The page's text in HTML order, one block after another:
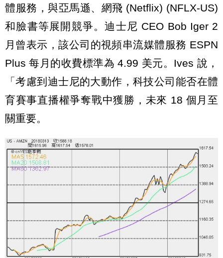
體服務，與亞馬遜、網飛 (Netflix) (NFLX-US)
和臉書等展開競爭。迪士尼 CEO Bob Iger 2
月曾表示，該公司的視頻串流媒體服務 ESPN
Plus 每月的收費標準為 4.99 美元。Ives 說，
「考慮到迪士尼的大動作，科技公司能否在體
育賽事直播權爭奪戰中獲勝，未來 18 個月至
關重要。